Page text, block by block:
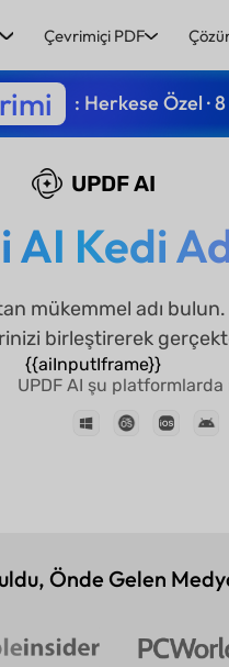
Çevrimiçi PDF
: Herkese Özel ·
UPDF AI
AI Kedi
mükemmel adı bulun.
birleştirerek
{{aiInputIframe}}
UPDF AI şu
Önde Gelen